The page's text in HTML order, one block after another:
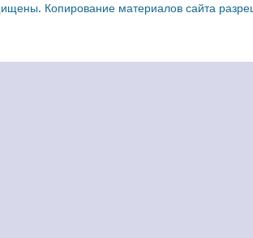
Копирование материалов сайта